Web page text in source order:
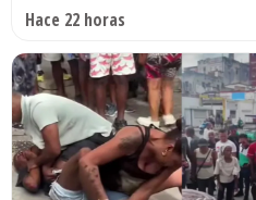
Hace 22 horas